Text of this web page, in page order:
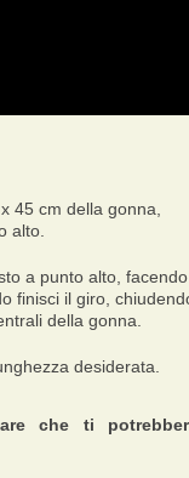
45 cm della gonna,
alto.
a punto alto, facendo
finisci il giro,
della gonna.
desiderata.
che ti